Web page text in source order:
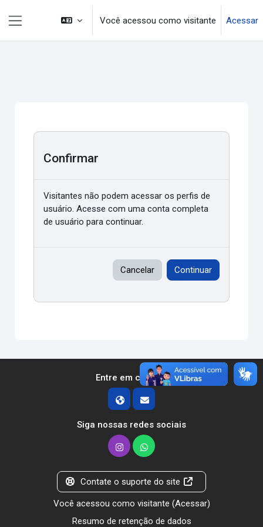
Ir para o conteúdo principal
Você acessou como visitante Acessar
Confirmar
Visitantes não podem acessar os perfis de
usuário. Acesse com uma conta completa
de usuário para continuar.
Cancelar Continuar
Entre em contato
Siga nossas redes sociais
Contate o suporte do site
Você acessou como visitante (Acessar)
Resumo de retenção de dados